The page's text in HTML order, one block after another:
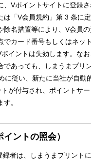
、Vポイントサイトに登録
は「V会員規約」第 3 条に
除名措置等により、V会員
でカード番号もしくはネッ
イントは失効します。な
であっても、しまうまプリ
に従い、新たに当社が自動
が付与され、ポイントサ
。
ントの照会）
録者は、しまうまプリント